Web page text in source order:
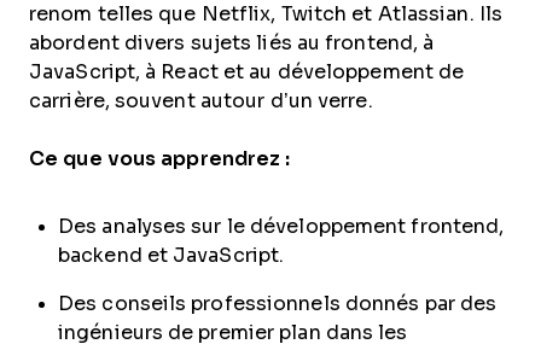
renom telles que Netflix, Twitch et Atlassian. Ils
abordent divers sujets liés au frontend, à
JavaScript, à React et au développement de
carrière, souvent autour d’un verre.
Ce que vous apprendrez :
Des analyses sur le développement frontend,
backend et JavaScript.
Des conseils professionnels donnés par des
ingénieurs de premier plan dans les